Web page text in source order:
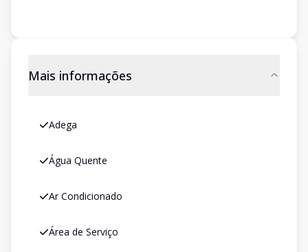
Mais informações
Adega
Água Quente
Ar Condicionado
Área de Serviço